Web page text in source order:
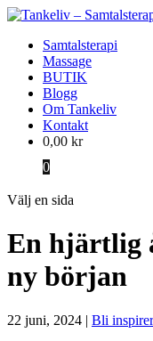
Samtalsterapi
Massage
BUTIK
Blogg
Om Tankeliv
Kontakt
0,00 kr
0
Välj en sida
En hjärtlig
ny början
22 juni, 2024 | Bli